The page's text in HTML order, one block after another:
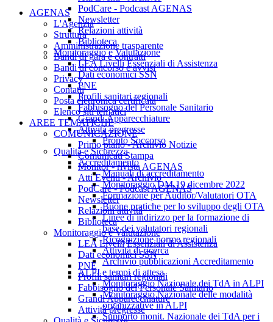
AGENAS
L'Agenzia
Struttura
Amministrazione trasparente
Bandi di gara e contratti
Bandi di concorso e avvisi
Privacy
Contatti
Posta elettronica certificata
Elenco siti tematici
AREE TEMATICHE
COMUNICAZIONE
Primo piano - Archivio Notizie
Comunicati Stampa
Monitor - rivista AGENAS
Atti Eventi - Archivio
PodCare - Podcast AGENAS
Newsletter
Relazioni attività
Biblioteca
Monitoraggio e Valutazione
LEA Livelli Essenziali di Assistenza
Dati economici SSN
PNE
Profili sanitari regionali
Fabbisogno del Personale Sanitario
Grandi Apparecchiature
Attività pregresse
PodCare - Podcast AGENAS
Newsletter
Relazioni attività
Biblioteca
Monitoraggio e Valutazione
LEA Livelli Essenziali di Assistenza
Dati economici SSN
PNE
Profili sanitari regionali
Fabbisogno del Personale Sanitario
Grandi Apparecchiature
Attività pregresse
Pronto Soccorso
Qualità e Sicurezza
Accreditamento
Manuali di accreditamento
Monitoraggio DM 19 dicembre 2022
Formazione per Auditor/Valutatori OTA
Buone pratiche per lo sviluppo degli OTA
Linee di indirizzo per la formazione di
base dei valutatori regionali
Ricognizione norme regionali
Attività di ricerca
Archivio pubblicazioni Accreditamento
ALPI e tempi di attesa
Monitoraggio Nazionale dei TdA in ALPI
Monitoraggio Nazionale delle modalità
organizzative in ALPI
Supporto monit. Nazionale dei TdA per i